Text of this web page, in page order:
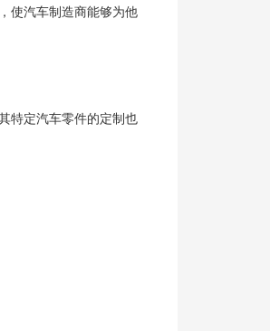
使汽车制造商能够为他
特定汽车零件的定制也